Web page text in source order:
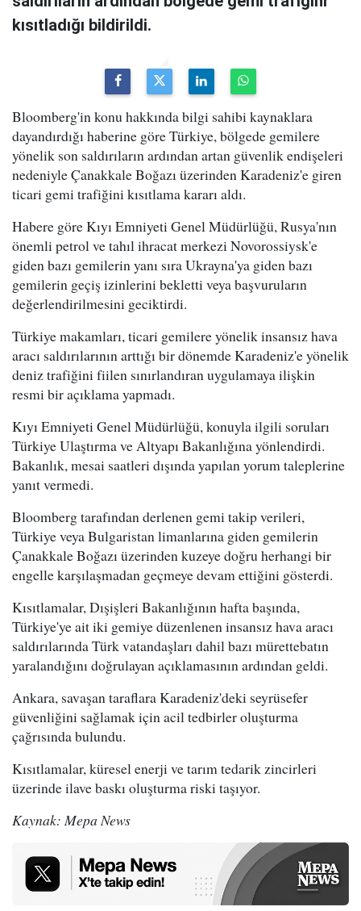
kısıtladığı bildirildi.
Bloomberg'in konu hakkında bilgi sahibi kaynaklara
dayandırdığı haberine göre Türkiye, bölgede gemilere
yönelik son saldırıların ardından artan güvenlik endişeleri
nedeniyle Çanakkale Boğazı üzerinden Karadeniz'e giren
ticari gemi trafiğini kısıtlama kararı aldı.
Habere göre Kıyı Emniyeti Genel Müdürlüğü, Rusya'nın
önemli petrol ve tahıl ihracat merkezi Novorossiysk'e
giden bazı gemilerin yanı sıra Ukrayna'ya giden bazı
gemilerin geçiş izinlerini bekletti veya başvuruların
değerlendirilmesini geciktirdi.
Türkiye makamları, ticari gemilere yönelik insansız hava
aracı saldırılarının arttığı bir dönemde Karadeniz'e yönelik
deniz trafiğini fiilen sınırlandıran uygulamaya ilişkin
resmi bir açıklama yapmadı.
Kıyı Emniyeti Genel Müdürlüğü, konuyla ilgili soruları
Türkiye Ulaştırma ve Altyapı Bakanlığına yönlendirdi.
Bakanlık, mesai saatleri dışında yapılan yorum taleplerine
yanıt vermedi.
Bloomberg tarafından derlenen gemi takip verileri,
Türkiye veya Bulgaristan limanlarına giden gemilerin
Çanakkale Boğazı üzerinden kuzeye doğru herhangi bir
engelle karşılaşmadan geçmeye devam ettiğini gösterdi.
Kısıtlamalar, Dışişleri Bakanlığının hafta başında,
Türkiye'ye ait iki gemiye düzenlenen insansız hava aracı
saldırılarında Türk vatandaşları dahil bazı mürettebatın
yaralandığını doğrulayan açıklamasının ardından geldi.
Ankara, savaşan taraflara Karadeniz'deki seyrüsefer
güvenliğini sağlamak için acil tedbirler oluşturma
çağrısında bulundu.
Kısıtlamalar, küresel enerji ve tarım tedarik zincirleri
üzerinde ilave baskı oluşturma riski taşıyor.
Kaynak: Mepa News